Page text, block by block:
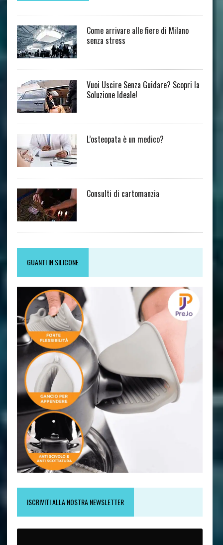
Come arrivare alle fiere di Milano
senza stress
Vuoi Uscire Senza Guidare? Scopri la
Soluzione Ideale!
L’osteopata è un medico?
Consulti di cartomanzia
GUANTI IN SILICONE
ISCRIVITI ALLA NOSTRA NEWSLETTER